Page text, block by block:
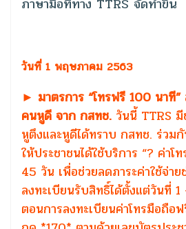
วันที่ 1 พฤษภาคม 2563
► มาตรการ “โทรฟรี 100 นาที
คนหูดี จาก กสทช. วันนี้ TTRS มี
หูตึงและหูดีได้ทราบ กสทช. ร่วม
ให้ประชาชนได้ใช้บริการ “? ค่าโ
45 วัน เพื่อช่วยลดภาระค่าใช้จ่าย
ลงทะเบียนรับสิทธิ์ได้ตั้งแต่วันที่
ตอนการลงทะเบียนค่าโทรมือถือ